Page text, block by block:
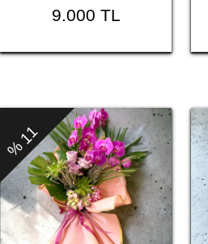
9.000 TL
% 11